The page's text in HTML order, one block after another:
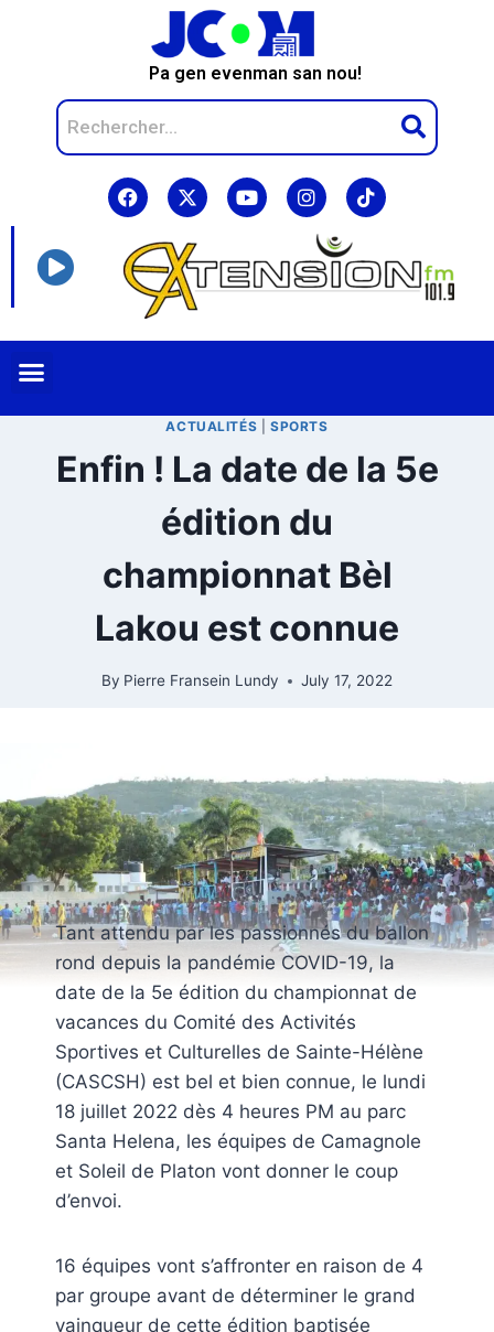
Pa gen evenman san nou!
ACTUALITÉS |SPORTS
Enfin ! La date de la 5e
édition du
championnat Bèl
Lakou est connue
By Pierre Fransein Lundy July 17, 2022
Tant attendu par les passionnés du ballon
rond depuis la pandémie COVID-19, la
date de la 5e édition du championnat de
vacances du Comité des Activités
Sportives et Culturelles de Sainte-Hélène
(CASCSH) est bel et bien connue, le lundi
18 juillet 2022 dès 4 heures PM au parc
Santa Helena, les équipes de Camagnole
et Soleil de Platon vont donner le coup
d’envoi.
16 équipes vont s’affronter en raison de 4
par groupe avant de déterminer le grand
vainqueur de cette édition baptisée